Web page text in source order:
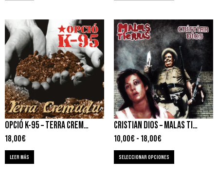
OPCIÓ K-95 – TERRA CREMADA
18,00€
LEER MÁS
CRISTIAN DIOS – MALAS TIERRAS
10,00€ - 18,00€
SELECCIONAR OPCIONES